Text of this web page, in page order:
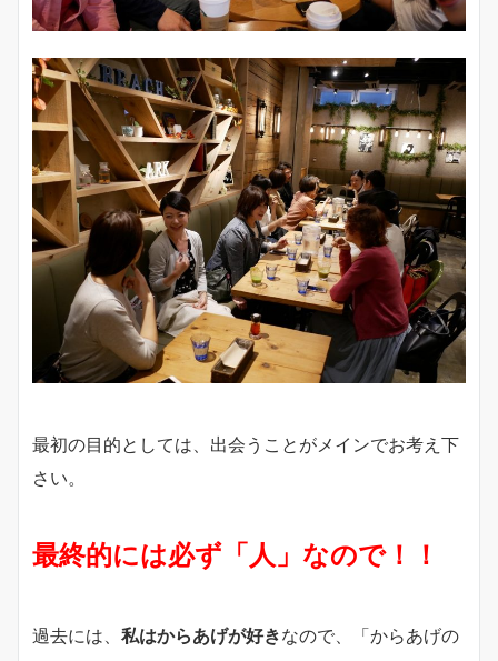
最初の目的としては、出会うことがメインでお考え下
さい。
最終的には必ず「人」なので！！
過去には、 私はからあげが好きなので、「からあげの